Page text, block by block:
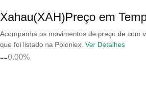
Xahau(XAH)Preço em
Acompanha os movimentos de preço de com
que foi listado na Poloniex. Ver Detalhes
--0.00%